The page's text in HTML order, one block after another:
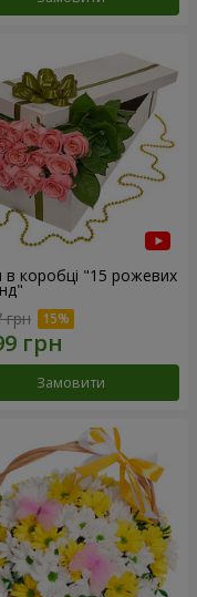
в коробці "15 рожевих
грн
Замовити